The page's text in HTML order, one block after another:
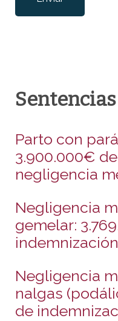
Parto con
3.900.000€
negligencia
Negligencia
gemelar:
indemnización
Negligencia
nalgas
de